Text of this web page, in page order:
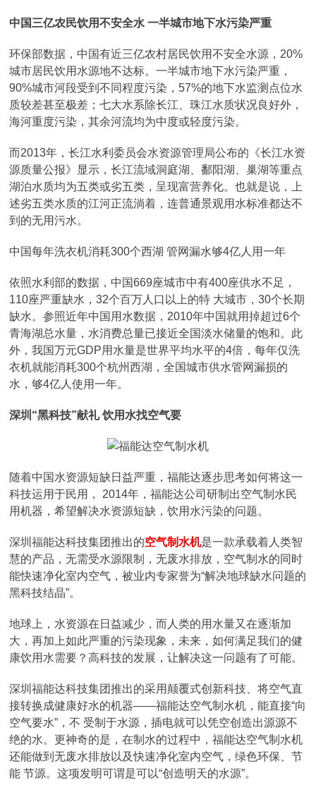
中国三亿农民饮用不安全水 一半城市地下水污染严重
环保部数据，中国有近三亿农村居民饮用不安全水源，20%
城市居民饮用水源地不达标。一半城市地下水污染严重，
90%城市河段受到不同程度污染，57%的地下水监测点位水
质较差甚至极差；七大水系除长江、珠江水质状况良好外，
海河重度污染，其余河流均为中度或轻度污染。
而2013年，长江水利委员会水资源管理局公布的《长江水资
源质量公报》显示，长江流域洞庭湖、鄱阳湖、巢湖等重点
湖泊水质均为五类或劣五类，呈现富营养化。也就是说，上
述劣五类水质的江河正流淌着，连普通景观用水标准都达不
到的无用污水。
中国每年洗衣机消耗300个西湖 管网漏水够4亿人用一年
依照水利部的数据，中国669座城市中有400座供水不足，
110座严重缺水，32个百万人口以上的特 大城市，30个长期
缺水。参照近年中国用水数据，2010年中国就用掉超过6个
青海湖总水量，水消费总量已接近全国淡水储量的饱和。此
外，我国万元GDP用水量是世界平均水平的4倍，每年仅洗
衣机就能消耗300个杭州西湖，全国城市供水管网漏损的
水，够4亿人使用一年。
深圳“黑科技”献礼 饮用水找空气要
随着中国水资源短缺日益严重，福能达逐步思考如何将这一
科技运用于民用， 2014年，福能达公司研制出空气制水民
用机器，希望解决水资源短缺，饮用水污染的问题。
深圳福能达科技集团推出的空气制水机是一款承载着人类智
慧的产品，无需受水源限制，无废水排放，空气制水的同时
能快速净化室内空气，被业内专家誉为“解决地球缺水问题的
黑科技结晶”。
地球上，水资源在日益减少，而人类的用水量又在逐渐加
大，再加上如此严重的污染现象，未来，如何满足我们的健
康饮用水需要？高科技的发展，让解决这一问题有了可能。
深圳福能达科技集团推出的采用颠覆式创新科技、将空气直
接转换成健康好水的机器——福能达空气制水机，能直接“向
空气要水”，不 受制于水源，插电就可以凭空创造出源源不
绝的水。更神奇的是，在制水的过程中，福能达空气制水机
还能做到无废水排放以及快速净化室内空气，绿色环保、节
能 节源。这项发明可谓是可以“创造明天的水源”。